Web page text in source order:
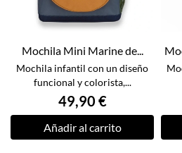
Mochila Mini Marine de...
Mochila infantil con un diseño
funcional y colorista,...
49,90 €
Añadir al carrito